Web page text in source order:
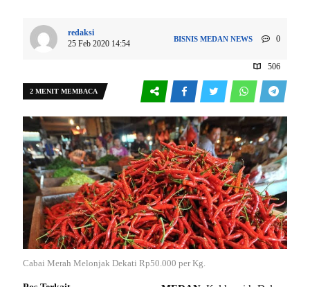
redaksi
25 Feb 2020 14:54
BISNIS MEDAN NEWS 0
506
2 MENIT MEMBACA
Cabai Merah Melonjak Dekati Rp50.000 per Kg.